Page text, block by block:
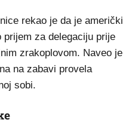
rekao je da je američki
za delegaciju prije
zrakoplovom. Naveo je
na zabavi provela
sobi.